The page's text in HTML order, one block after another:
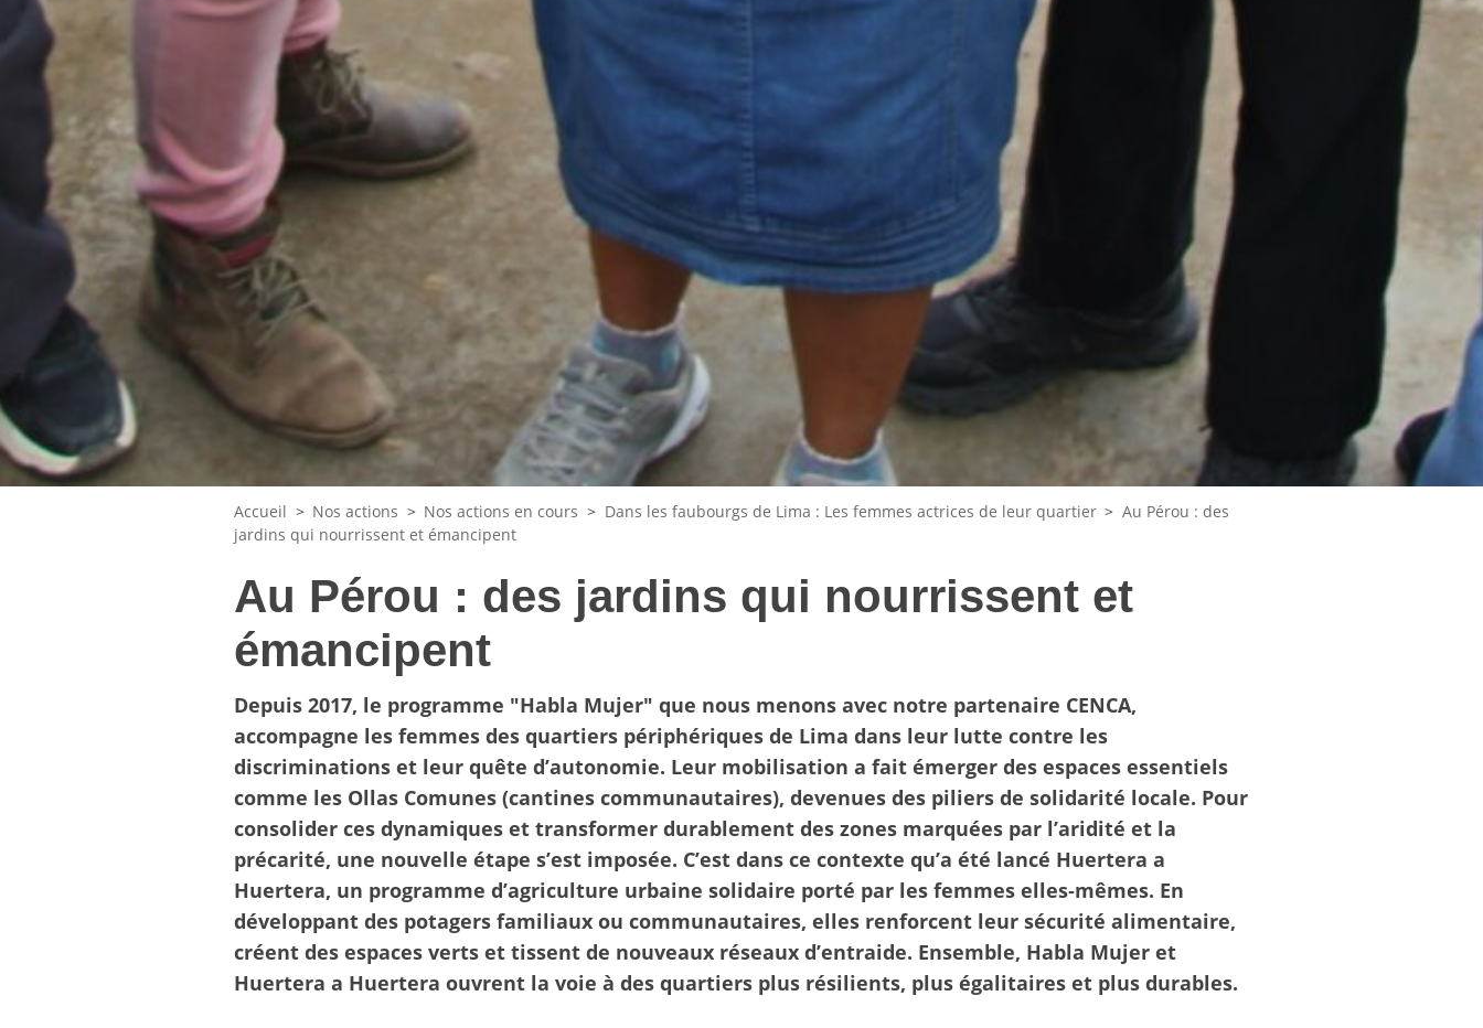
Accueil > Nos actions > Nos actions en cours > Dans les faubourgs de Lima : Les femmes actrices de leur quartier > Au Pérou : des
jardins qui nourrissent et émancipent
Au Pérou : des jardins qui nourrissent et
émancipent
Depuis 2017, le programme "Habla Mujer" que nous menons avec notre partenaire CENCA,
accompagne les femmes des quartiers périphériques de Lima dans leur lutte contre les
discriminations et leur quête d’autonomie. Leur mobilisation a fait émerger des espaces essentiels
comme les Ollas Comunes (cantines communautaires), devenues des piliers de solidarité locale. Pour
consolider ces dynamiques et transformer durablement des zones marquées par l’aridité et la
précarité, une nouvelle étape s’est imposée. C’est dans ce contexte qu’a été lancé Huertera a
Huertera, un programme d’agriculture urbaine solidaire porté par les femmes elles‑mêmes. En
développant des potagers familiaux ou communautaires, elles renforcent leur sécurité alimentaire,
créent des espaces verts et tissent de nouveaux réseaux d’entraide. Ensemble, Habla Mujer et
Huertera a Huertera ouvrent la voie à des quartiers plus résilients, plus égalitaires et plus durables.